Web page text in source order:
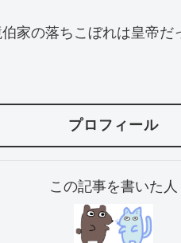
家の落ちこぼれは皇帝だ
プロフィール
この記事を書いた人